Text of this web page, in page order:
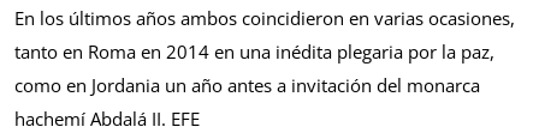
En los últimos años ambos coincidieron en varias ocasiones,
tanto en Roma en 2014 en una inédita plegaria por la paz,
como en Jordania un año antes a invitación del monarca
hachemí Abdalá II. EFE